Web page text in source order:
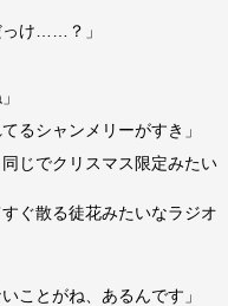
っけ……？」
るシャンメリーがすき」
じでクリスマス限定みたい
ぐ散る徒花みたいなラジオ
ことがね、あるんです」